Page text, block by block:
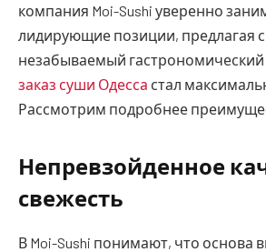
компания Moi-Sushi уверенно
лидирующие позиции, предлагая
незабываемый
заказ суши Одесса стал
Рассмотрим подробнее
Непревзойденное
свежесть
В Moi-Sushi понимают, что основа